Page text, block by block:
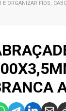
ORGANIZAR FIOS,